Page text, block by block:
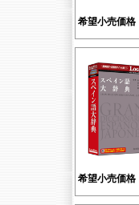
希望小売価格
希望小売価格